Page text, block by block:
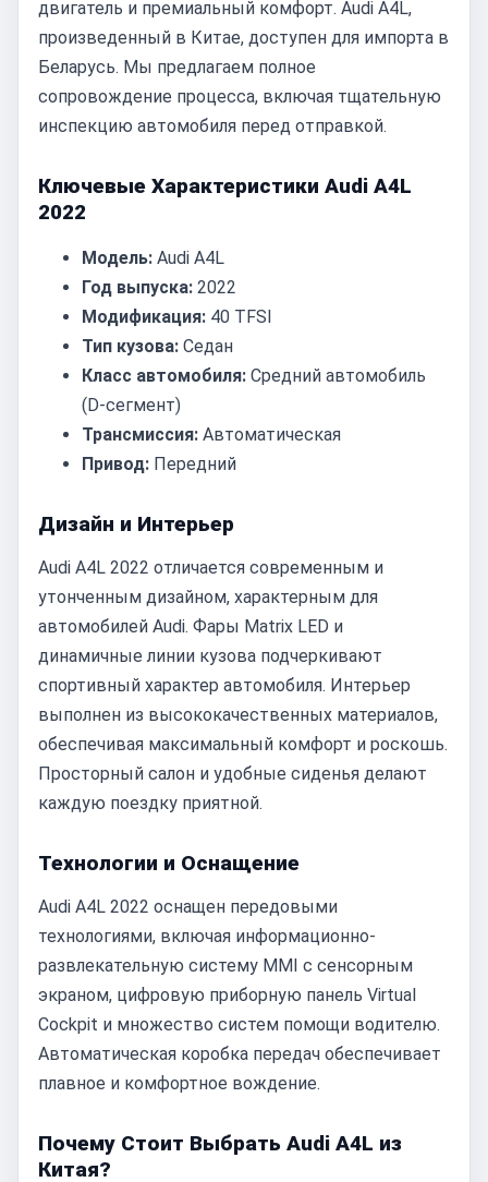
двигатель и премиальный комфорт. Audi A4L,
произведенный в Китае, доступен для импорта в
Беларусь. Мы предлагаем полное
сопровождение процесса, включая тщательную
инспекцию автомобиля перед отправкой.
Ключевые Характеристики Audi A4L
2022
Модель: Audi A4L
Год выпуска: 2022
Модификация: 40 TFSI
Тип кузова: Седан
Класс автомобиля: Средний автомобиль
(D-сегмент)
Трансмиссия: Автоматическая
Привод: Передний
Дизайн и Интерьер
Audi A4L 2022 отличается современным и
утонченным дизайном, характерным для
автомобилей Audi. Фары Matrix LED и
динамичные линии кузова подчеркивают
спортивный характер автомобиля. Интерьер
выполнен из высококачественных материалов,
обеспечивая максимальный комфорт и роскошь.
Просторный салон и удобные сиденья делают
каждую поездку приятной.
Технологии и Оснащение
Audi A4L 2022 оснащен передовыми
технологиями, включая информационно-
развлекательную систему MMI с сенсорным
экраном, цифровую приборную панель Virtual
Cockpit и множество систем помощи водителю.
Автоматическая коробка передач обеспечивает
плавное и комфортное вождение.
Почему Стоит Выбрать Audi A4L из
Китая?